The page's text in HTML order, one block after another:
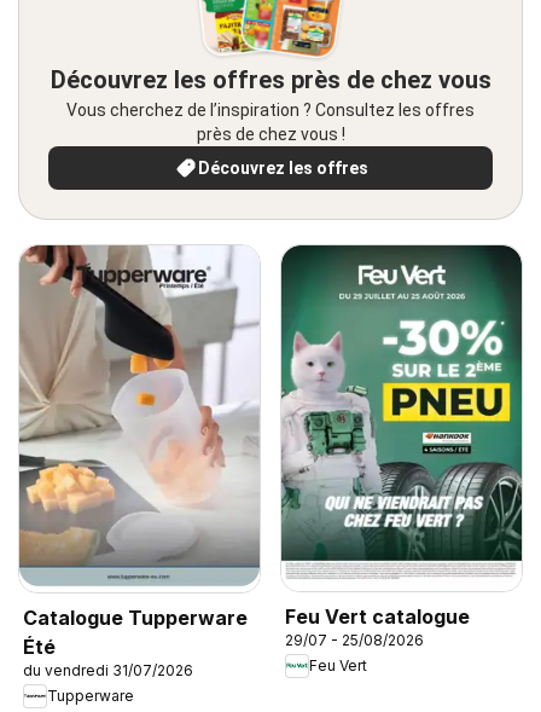
Découvrez les offres près de chez vous
Vous cherchez de l’inspiration ? Consultez les offres
près de chez vous !
Découvrez les offres
Catalogue Tupperware
Été
du vendredi 31/07/2026
Tupperware
Feu Vert catalogue
29/07 - 25/08/2026
Feu Vert